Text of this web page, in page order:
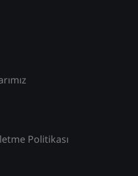
Politikası